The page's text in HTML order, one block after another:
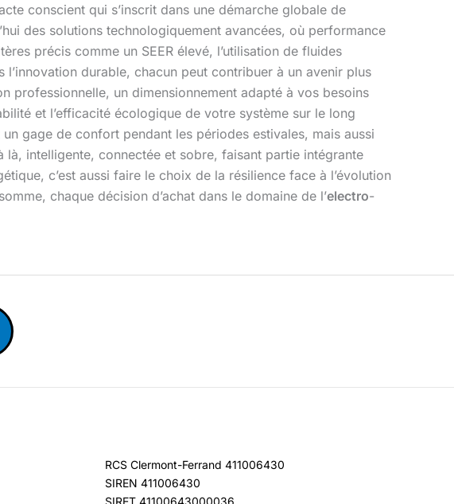
conscient qui s’inscrit dans une démarche globale de
des solutions technologiquement avancées, où performance
précis comme un SEER élevé, l’utilisation de fluides
durable, chacun peut contribuer à un avenir plus
professionnelle, un dimensionnement adapté à vos besoins
et l’efficacité écologique de votre système sur le long
gage de confort pendant les périodes estivales, mais aussi
intelligente, connectée et sobre, faisant partie intégrante
c’est aussi faire le choix de la résilience face à l’évolution
chaque décision d’achat dans le domaine de l’electro-
RCS Clermont-Ferrand 411006430
SIREN 411006430
SIRET 41100643000036